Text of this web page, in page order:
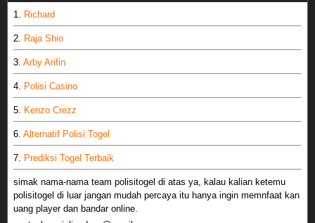
1. Richard
2. Raja Shio
3. Arby Arifin
4. Polisi Casino
5. Kenzo Crezz
6. Alternatif Polisi Togel
7. Prediksi Togel Terbaik
simak nama-nama team polisitogel di atas ya, kalau kalian ketemu
polisitogel di luar jangan mudah percaya itu hanya ingin memnfaat kan
uang player dan bandar online.